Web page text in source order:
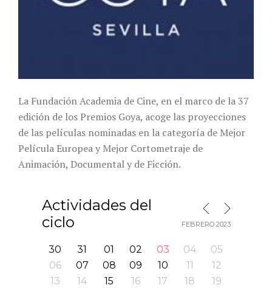
La Fundación Academia de Cine, en el marco de la 37
edición de los Premios Goya, acoge las proyecciones
de las películas nominadas en la categoría de Mejor
Película Europea y Mejor Cortometraje de
Animación, Documental y de Ficción.
Actividades del
ciclo
MES ANTERIOR
MES SIGUIENTE
FEBRERO 2023
30 31 01 02 03 04
05
06
07 08 09 10 11
12
13
14 15 16 17 18
19